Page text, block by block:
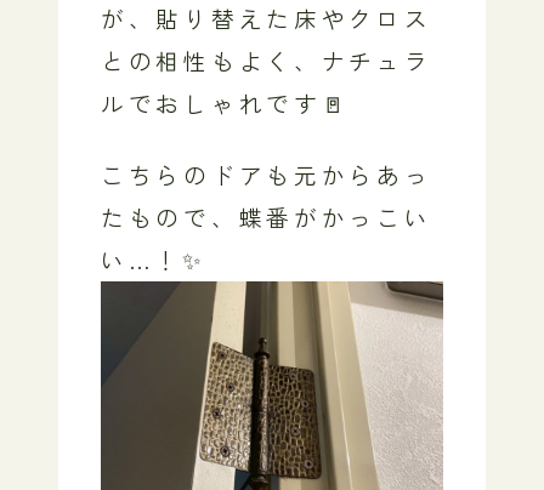
が、貼り替えた床やクロス
との相性もよく、ナチュラ
ルでおしゃれです🚪
こちらのドアも元からあっ
たもので、蝶番がかっこい
い…！✨